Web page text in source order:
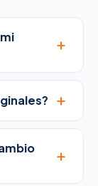
+
+
+